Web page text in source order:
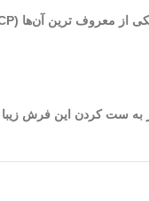
که شما قادر به ست کردن این